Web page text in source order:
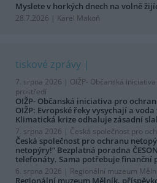
Myslete v horkých dnech na volně
28.7.2026 | Karel Makoň
tiskové zprávy
7. srpna 2026 | OIŽP- Občanská
prostředí
OIŽP- Občanská iniciativa pro
OIŽP: Evropské řeky vysychají a
Klimatická krize odhaluje zásadní
7. srpna 2026 | Česká společnost pro
Česká společnost pro ochranu
netopýry!“ Bezplatná poradna
telefonáty. Sama potřebuje finanční
6. srpna 2026 | Regionální muzeum
Regionální muzeum Mělník,